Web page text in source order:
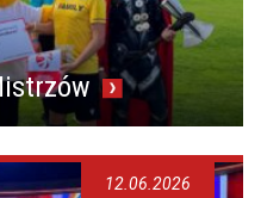
12.06.2026